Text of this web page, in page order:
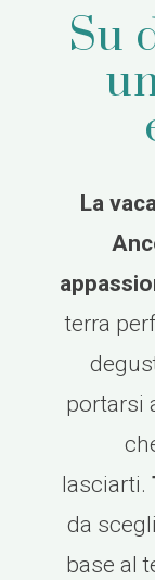
Su
La
terra
portarsi
lasciarti.
da
base al